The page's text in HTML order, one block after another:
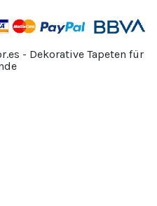
- Dekorative Tapeten für